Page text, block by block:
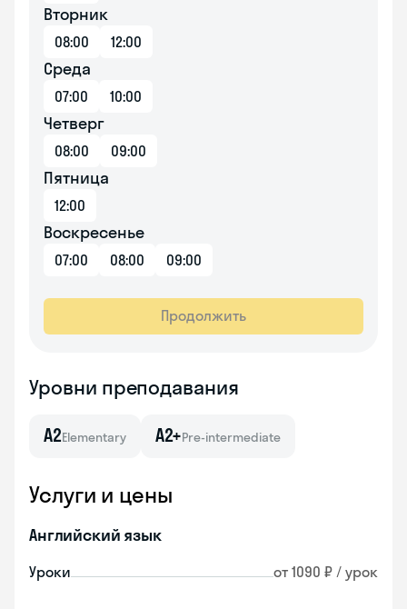
Вторник
08:00 12:00
Среда
07:00 10:00
Четверг
08:00 09:00
Пятница
12:00
Воскресенье
07:00 08:00 09:00
Продолжить
Уровни преподавания
A2Elementary A2+Pre-intermediate
Услуги и цены
Английский язык
Уроки от 1090 ₽ / урок